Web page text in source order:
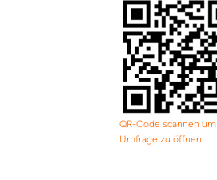
QR-Code scannen um
Umfrage zu öffnen